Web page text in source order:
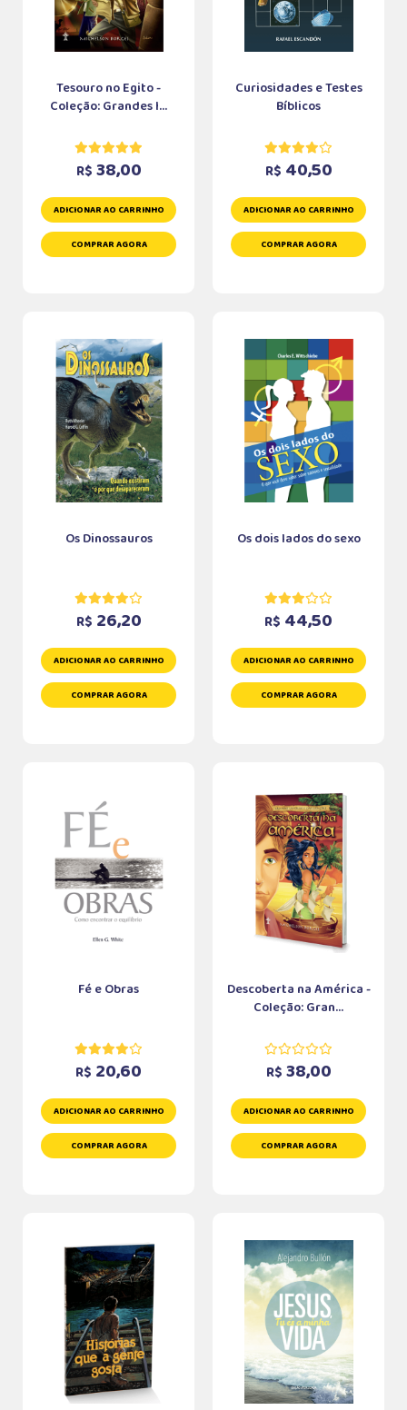
Tesouro no Egito -
Coleção: Grandes I...
R$ 38,00
ADICIONAR AO CARRINHO
COMPRAR AGORA
Curiosidades e Testes
Bíblicos
R$ 40,50
ADICIONAR AO CARRINHO
COMPRAR AGORA
Os Dinossauros
R$ 26,20
ADICIONAR AO CARRINHO
COMPRAR AGORA
Os dois lados do sexo
R$ 44,50
ADICIONAR AO CARRINHO
COMPRAR AGORA
Fé e Obras
R$ 20,60
ADICIONAR AO CARRINHO
COMPRAR AGORA
Descoberta na América -
Coleção: Gran...
R$ 38,00
ADICIONAR AO CARRINHO
COMPRAR AGORA